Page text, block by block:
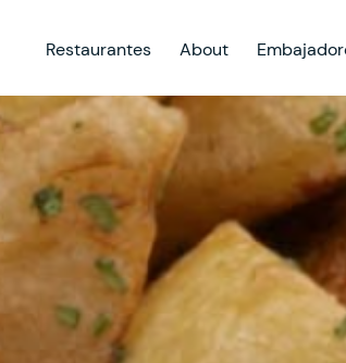
Restaurantes About